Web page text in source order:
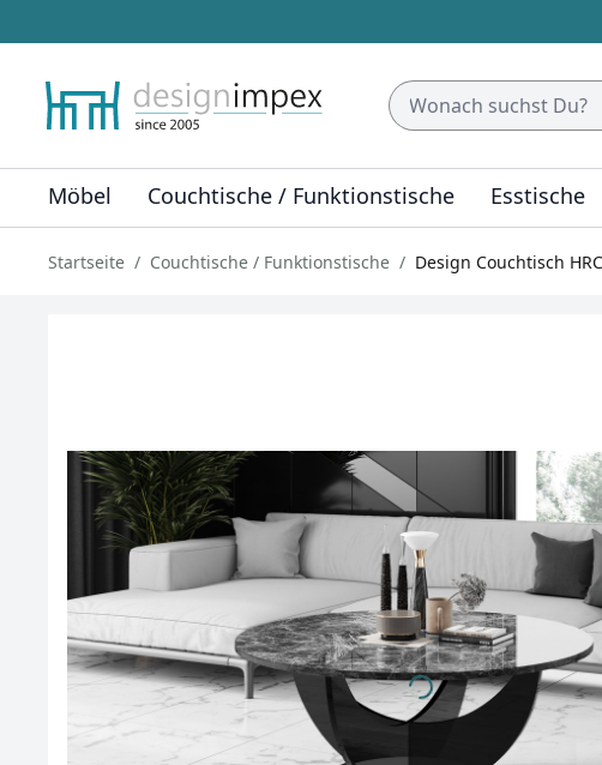
Möbel Couchtische / Funktionstische Esstische
Startseite Couchtische / Funktionstische Design Couchtisch